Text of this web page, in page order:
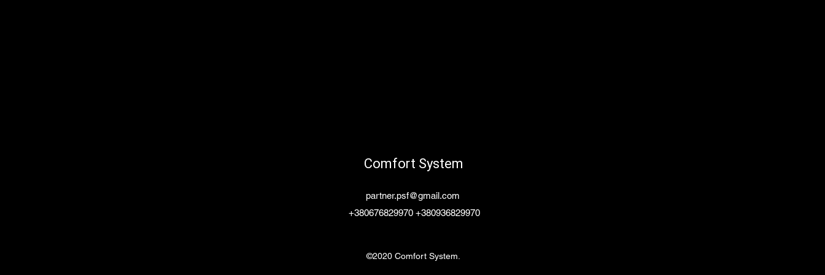
Comfort System
partner.psf@gmail.com
+380676829970 +380936829970
©2020 Comfort System.